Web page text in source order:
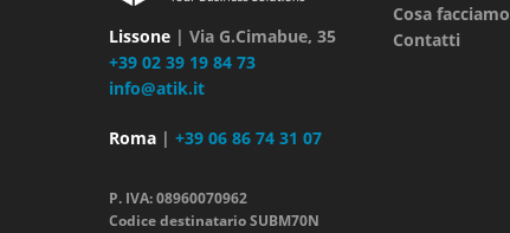
Lissone | Via G.Cimabue, 35
+39 02 39 19 84 73
info@atik.it
Roma | +39 06 86 74 31 07
P. IVA: 08960070962
Codice destinatario SUBM70N
Cosa facciamo
Contatti